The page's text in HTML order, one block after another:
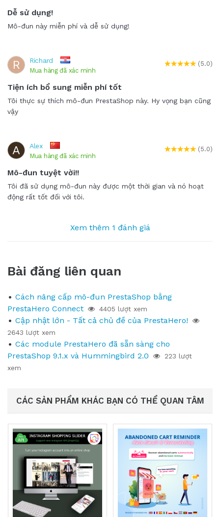
Dễ sử dụng!
Mô-đun này miễn phí và dễ sử dụng!
R Richard
Mua hàng đã xác minh
(5.0)
Tiện ích bổ sung miễn phí tốt
Tôi thực sự thích mô-đun PrestaShop này. Hy vọng bạn cũng
vậy
A Alex
Mua hàng đã xác minh
(5.0)
Mô-đun tuyệt vời!!
Tôi đã sử dụng mô-đun này được một thời gian và nó hoạt
động rất tốt đối với tôi.
Xem thêm 1 đánh giá
Bài đăng liên quan
Cách nâng cấp mô-đun PrestaShop bằng
PrestaHero Connect
4405 lượt xem
Cập nhật lớn - Tất cả chủ đề của PrestaHero!
2643 lượt xem
Các module PrestaHero đã sẵn sàng cho
PrestaShop 9.1.x và Hummingbird 2.0
223 lượt
xem
CÁC SẢN PHẨM KHÁC BẠN CÓ THỂ QUAN TÂM